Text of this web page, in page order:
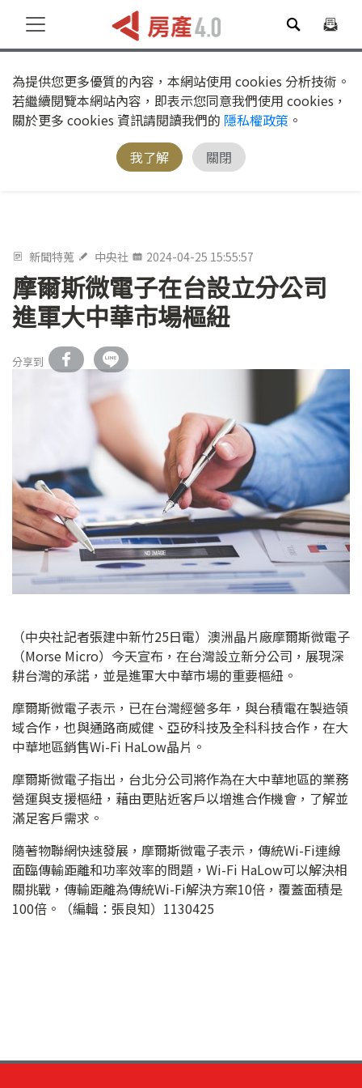
為提供您更多優質的內容，本網站使用 cookies 分析技術。
若繼續閱覽本網站內容，即表示您同意我們使用 cookies，
關於更多 cookies 資訊請閱讀我們的 隱私權政策 。
我了解
關閉
新聞特蒐 中央社 2024-04-25 15:55:57
摩爾斯微電子在台設立分公司
進軍大中華市場樞紐
分享到
（中央社記者張建中新竹25日電）澳洲晶片廠摩爾斯微電子
（Morse Micro）今天宣布，在台灣設立新分公司，展現深
耕台灣的承諾，並是進軍大中華市場的重要樞紐。
摩爾斯微電子表示，已在台灣經營多年，與台積電在製造領
域合作，也與通路商威健、亞矽科技及全科科技合作，在大
中華地區銷售Wi-Fi HaLow晶片。
摩爾斯微電子指出，台北分公司將作為在大中華地區的業務
營運與支援樞紐，藉由更貼近客戶以增進合作機會，了解並
滿足客戶需求。
隨著物聯網快速發展，摩爾斯微電子表示，傳統Wi-Fi連線
面臨傳輸距離和功率效率的問題，Wi-Fi HaLow可以解決相
關挑戰，傳輸距離為傳統Wi-Fi解決方案10倍，覆蓋面積是
100倍。（編輯：張良知）1130425